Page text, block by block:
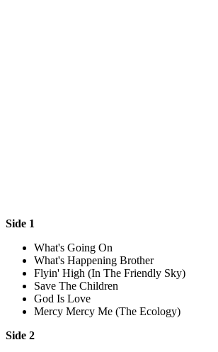
Side 1
What's Going On
What's Happening Brother
Flyin' High (In The Friendly Sky)
Save The Children
God Is Love
Mercy Mercy Me (The Ecology)
Side 2